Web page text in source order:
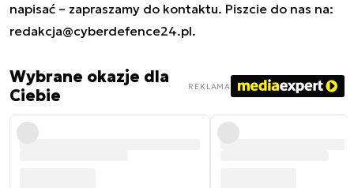
napisać – zapraszamy do kontaktu. Piszcie do nas na:
redakcja@cyberdefence24.pl.
Wybrane okazje dla
Ciebie
REKLAMA